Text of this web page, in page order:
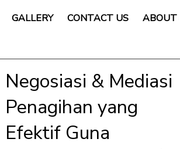
GALLERY CONTACT US ABOUT
Negosiasi & Mediasi
Penagihan yang
Efektif Guna